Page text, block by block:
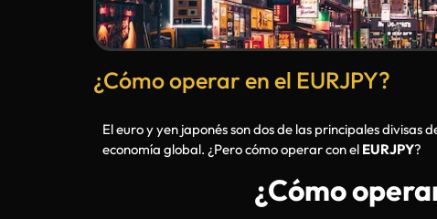
¿Cómo operar en el EURJPY?
El euro y yen japonés son dos de las principales
economía global. ¿Pero cómo operar con el EURJPY?
¿Cómo